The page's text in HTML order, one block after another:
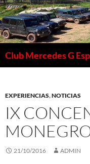
Saltar
al
contenido
Club Mercedes G
EXPERIENCIAS,NOTICIAS
IX
21/10/2016 ADMIN